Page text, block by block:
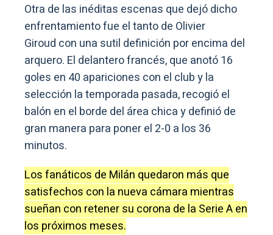
Otra de las inéditas escenas que dejó dicho
enfrentamiento fue el tanto de Olivier
Giroud con una sutil definición por encima del
arquero. El delantero francés, que anotó 16
goles en 40 apariciones con el club y la
selección la temporada pasada, recogió el
balón en el borde del área chica y definió de
gran manera para poner el 2-0 a los 36
minutos.
Los fanáticos de Milán quedaron más que
satisfechos con la nueva cámara mientras
sueñan con retener su corona de la Serie A en
los próximos meses.